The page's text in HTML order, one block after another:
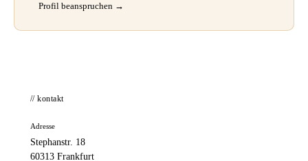
Profil beanspruchen →
// kontakt
Adresse
Stephanstr. 18
60313 Frankfurt